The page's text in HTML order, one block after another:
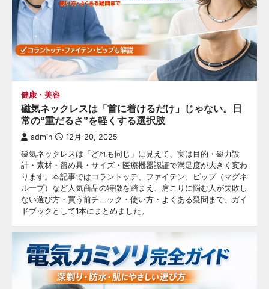
健康・美容
磁気ネックレスは「首に着けるだけ」じゃない。日
常の“重だるさ”を軽くする選択肢
admin 12月 20, 2025
磁気ネックレスは「どれも同じ」に見えて、実は目的・磁力設
計・素材・留め具・サイズ・医療機器認証で満足度が大きく変わ
ります。本記事ではコラントッテ、ファイテン、ピップ（マグネ
ループ）など人気商品の特徴を踏まえ、肩こりに悩む人が失敗し
ない選び方・買う前チェック・使い方・よくある疑問まで、ガイ
ドブックとして1本にまとめました。